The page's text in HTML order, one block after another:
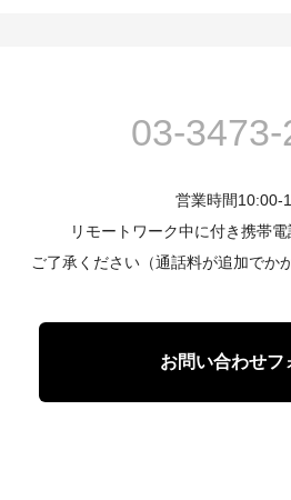
03-
営業時間10:00-
リモートワーク中に付き携帯電
ご了承ください（通話料が追加でか
お問い合わせフ